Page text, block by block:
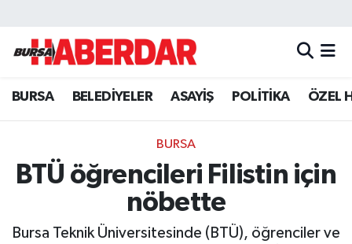
BURSA BELEDİYELER ASAYİŞ POLİTİKA ÖZEL
BURSA
BTÜ öğrencileri Filistin için
nöbette
Bursa Teknik Üniversitesinde (BTÜ), öğrenciler ve
Hava Durumu
Trafik Durumu
Süper Lig Puan Durumu ve Fikstür
Tüm Manşetler